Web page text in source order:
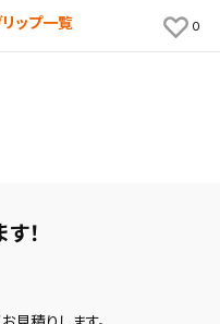
ップ一覧 0
存検索条件一覧」に
存
！